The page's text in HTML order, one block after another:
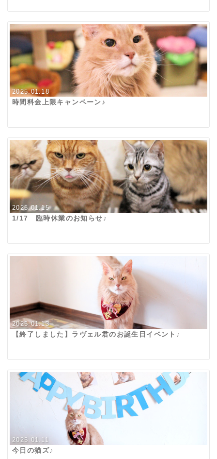
2025.01.18
時間料金上限キャンペーン♪
2025.01.15
1/17 臨時休業のお知らせ♪
2025.01.13
【終了しました】ラヴェル君のお誕生日イベント♪
2025.01.11
今日の猫ズ♪